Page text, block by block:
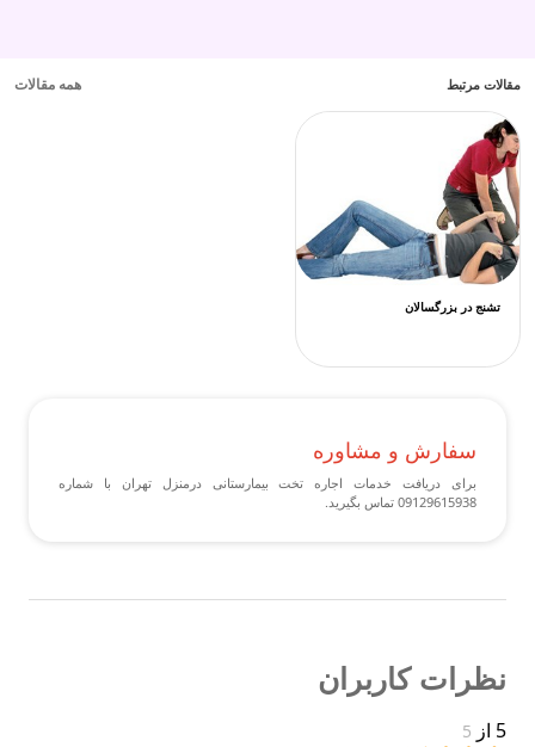
مقالات مرتبط همه مقالات
تشنج در بزرگسالان
سفارش و مشاوره
برای دریافت خدمات اجاره تخت بیمارستانی درمنزل تهران با شماره
09129615938 تماس بگیرید.
نظرات کاربران
5 از 5